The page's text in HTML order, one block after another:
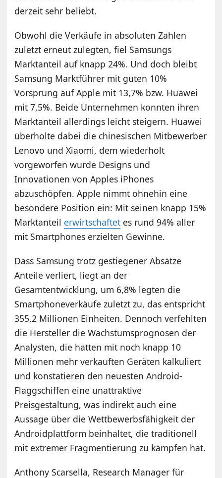
derzeit sehr beliebt.
Obwohl die Verkäufe in absoluten Zahlen
zuletzt erneut zulegten, fiel Samsungs
Marktanteil auf knapp 24%. Und doch bleibt
Samsung Marktführer mit guten 10%
Vorsprung auf Apple mit 13,7% bzw. Huawei
mit 7,5%. Beide Unternehmen konnten ihren
Marktanteil allerdings leicht steigern. Huawei
überholte dabei die chinesischen Mitbewerber
Lenovo und Xiaomi, dem wiederholt
vorgeworfen wurde Designs und
Innovationen von Apples iPhones
abzuschöpfen. Apple nimmt ohnehin eine
besondere Position ein: Mit seinen knapp 15%
Marktanteil erwirtschaftet es rund 94% aller
mit Smartphones erzielten Gewinne.
Dass Samsung trotz gestiegener Absätze
Anteile verliert, liegt an der
Gesamtentwicklung, um 6,8% legten die
Smartphoneverkäufe zuletzt zu, das entspricht
355,2 Millionen Einheiten. Dennoch verfehlten
die Hersteller die Wachstumsprognosen der
Analysten, die hatten mit noch knapp 10
Millionen mehr verkauften Geräten kalkuliert
und konstatieren den neuesten Android-
Flaggschiffen eine unattraktive
Preisgestaltung, was indirekt auch eine
Aussage über die Wettbewerbsfähigkeit der
Androidplattform beinhaltet, die traditionell
mit extremer Fragmentierung zu kämpfen hat.
Anthony Scarsella, Research Manager für